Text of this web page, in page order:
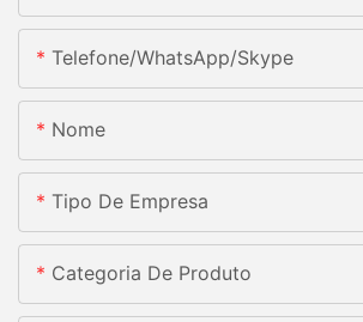
Telefone/whatsApp/skype
Nome
Tipo De Empresa
Categoria De Produto